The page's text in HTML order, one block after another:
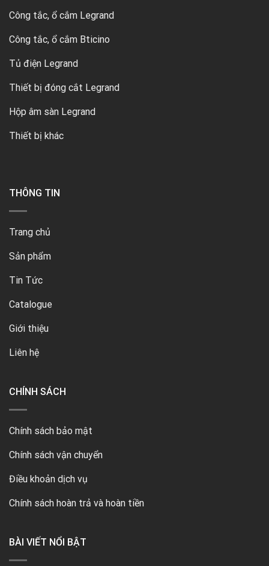
Công tắc, ổ cắm Legrand
Công tắc, ổ cắm Bticino
Tủ điện Legrand
Thiết bị đóng cắt Legrand
Hộp âm sàn Legrand
Thiết bị khác
THÔNG TIN
Trang chủ
Sản phẩm
Tin Tức
Catalogue
Giới thiệu
Liên hệ
CHÍNH SÁCH
Chính sách bảo mật
Chính sách vận chuyển
Điều khoản dịch vụ
Chính sách hoàn trả và hoàn tiền
BÀI VIẾT NỔI BẬT